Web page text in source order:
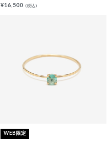
¥16,500 (税込)
WEB限定